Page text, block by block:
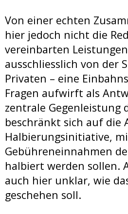
Von einer echten
hier jedoch nicht die
vereinbarten
ausschliesslich von der
Privaten – eine
Fragen aufwirft als
zentrale Gegenleistung
beschränkt sich auf die
Halbierungsinitiative,
Gebühreneinnahmen der
halbiert werden sollen.
auch hier unklar, wie
geschehen soll.